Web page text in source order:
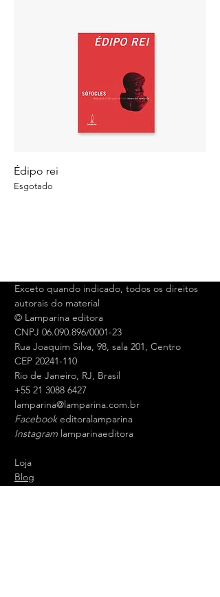
Édipo rei
Esgotado
Exceto quando indicado, todos os direitos
autorais do material
© Lamparina editora
CNPJ 06.090.896/0001-23
Rua Joaquim Silva, 98, sala 201, Centro
CEP 20241-110
Rio de Janeiro, RJ, Brasil
+55 21 3088 6427
lamparina@lamparina.com.br
Facebook editoralamparina
Instagram lamparinaeditora
Loja
Blog